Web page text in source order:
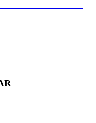
de Carga